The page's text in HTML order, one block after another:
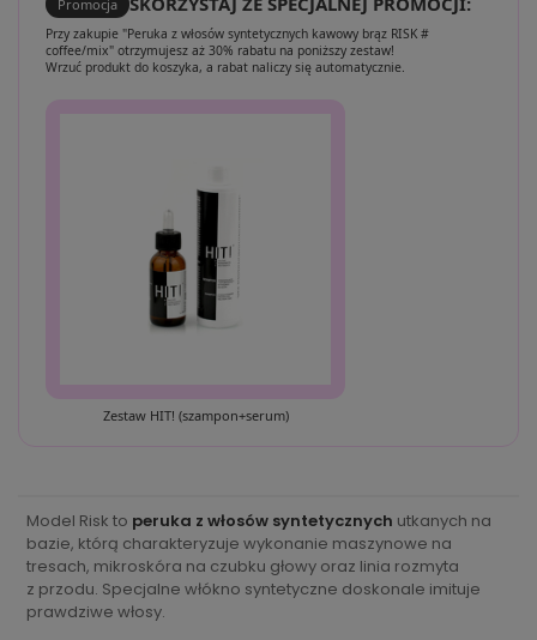
Promocja
Przy zakupie "Peruka z włosów syntetycznych kawowy brąz RISK #
coffee/mix" otrzymujesz aż 30% rabatu na poniższy zestaw!
Wrzuć produkt do koszyka, a rabat naliczy się automatycznie.
Zestaw HIT! (szampon+serum)
Model Risk to peruka z włosów syntetycznych utkanych na
bazie, którą charakteryzuje wykonanie maszynowe na
tresach, mikroskóra na czubku głowy oraz linia rozmyta
z przodu. Specjalne włókno syntetyczne doskonale imituje
prawdziwe włosy.